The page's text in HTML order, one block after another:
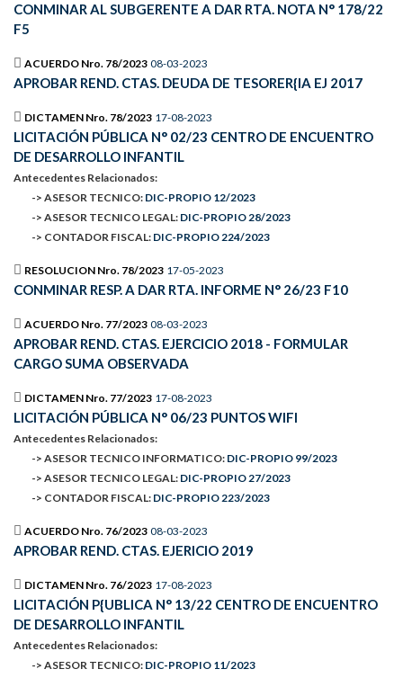
CONMINAR AL SUBGERENTE A DAR RTA. NOTA N° 178/22
F5
ACUERDO Nro. 78/2023 08-03-2023
APROBAR REND. CTAS. DEUDA DE TESORER{IA EJ 2017
DICTAMEN Nro. 78/2023 17-08-2023
LICITACIÓN PÚBLICA N° 02/23 CENTRO DE ENCUENTRO
DE DESARROLLO INFANTIL
Antecedentes Relacionados:
-> ASESOR TECNICO: DIC-PROPIO 12/2023
-> ASESOR TECNICO LEGAL: DIC-PROPIO 28/2023
-> CONTADOR FISCAL: DIC-PROPIO 224/2023
RESOLUCION Nro. 78/2023 17-05-2023
CONMINAR RESP. A DAR RTA. INFORME N° 26/23 F10
ACUERDO Nro. 77/2023 08-03-2023
APROBAR REND. CTAS. EJERCICIO 2018 - FORMULAR
CARGO SUMA OBSERVADA
DICTAMEN Nro. 77/2023 17-08-2023
LICITACIÓN PÚBLICA N° 06/23 PUNTOS WIFI
Antecedentes Relacionados:
-> ASESOR TECNICO INFORMATICO: DIC-PROPIO 99/2023
-> ASESOR TECNICO LEGAL: DIC-PROPIO 27/2023
-> CONTADOR FISCAL: DIC-PROPIO 223/2023
ACUERDO Nro. 76/2023 08-03-2023
APROBAR REND. CTAS. EJERICIO 2019
DICTAMEN Nro. 76/2023 17-08-2023
LICITACIÓN P{UBLICA N° 13/22 CENTRO DE ENCUENTRO
DE DESARROLLO INFANTIL
Antecedentes Relacionados:
-> ASESOR TECNICO: DIC-PROPIO 11/2023